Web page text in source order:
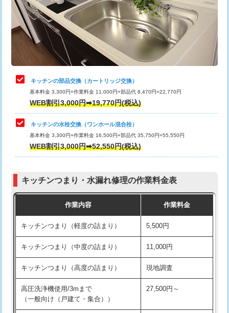
給水管工事※（保温材使用（バンド止
め込み）)
5,500円
給水管工事※（土の掘削・埋め戻し作
11,000円
給水管工事※（塩ビ管（VP・HI）使
用/3ｍまで)
給水管工事※（塩ビ管（VP・HI）使
用（追加）/3ｍ超え)
給水管工事※（ライニング鋼管・銅
管・ポリ管・HT管使用/3ｍまで)
44,000円
管・ポリ管・HT管使用/3ｍ超え)
排水管工事（土の掘削・埋め戻し作
11,000円~
排水管工事（排水管工事/3ｍまで） 55,000円
排水管工事（追加 排水管工事/3ｍ超
+11,000円
マス交換（土の掘削・埋め戻し作業）
マス交換（深さ50㎝未満）
桝清掃 8,800円
止水・漏水調査・防水処理・清掃・修
理・調整・分解・加工など（軽作業）
11,000円
止水・漏水調査・防水処理・清掃・修
理・調整・分解・加工など（中作業）
22,000円
止水・漏水調査・防水処理・清掃・修
理・調整・分解・加工など（重作業）
33,000円
お風呂タンク脱着
その他部品の脱着
式・ワンホール）)
交換・取付(排水栓・排水トラップ
22,000円+材料費
持込商品取付（単水栓）
キッチンの部品交換（カートリッジ交換）
基本料金 3,300円+作業料金 11,000円+部品代 8,470円=22,770円
WEB割引3,000円➡19,770円(税込)
キッチンの水栓交換（ワンホール混合栓）
基本料金 3,300円+作業料金 16,500円+部品代 35,750円=55,550円
WEB割引3,000円➡52,550円(税込)
キッチンつまり・水漏れ修理の作業料金表
作業内容 作業料金
キッチンつまり（軽度の詰まり） 5,500円
キッチンつまり（中度の詰まり） 11,000円
キッチンつまり（高度の詰まり） 現地調査
高圧洗浄機使用/3mまで
（一般向け（戸建て・集合））
27,500円～